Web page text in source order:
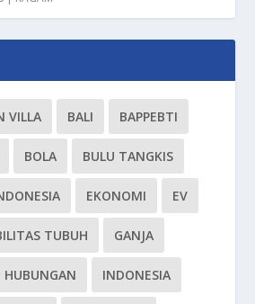
VILLA BALI BAPPEBTI
BOLA BULU TANGKIS
EKONOMI EV
TUBUH GANJA
HUBUNGAN INDONESIA